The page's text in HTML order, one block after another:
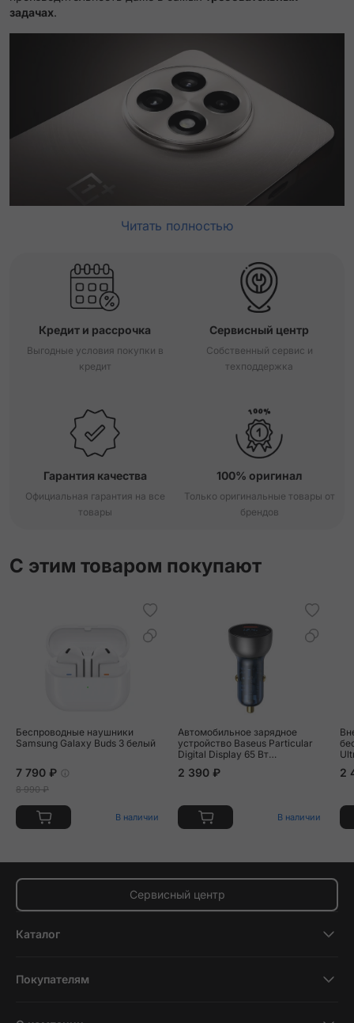
задачах.
Читать полностью
Кредит и рассрочка
Выгодные условия покупки в
кредит
Сервисный центр
Собственный сервис и
техподдержка
Гарантия качества
Официальная гарантия на все
товары
100% оригинал
Только оригинальные товары от
брендов
С этим товаром покупают
Беспроводные наушники
Samsung Galaxy Buds 3 белый
7 790 ₽
8 990 ₽
В наличии
Автомобильное зарядное
устройство Baseus Particular
Digital Display 65 Вт
2 390 ₽
В наличии
2
Сервисный центр
Каталог
Планшеты
Покупателям